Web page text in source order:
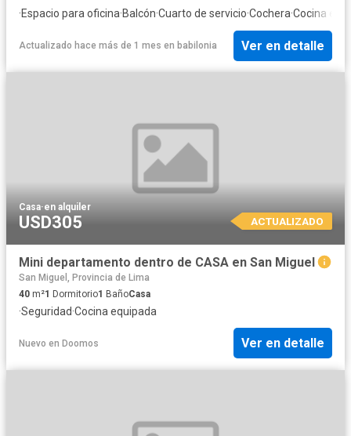
·Espacio para oficina·Balcón·Cuarto de servicio·Cochera·Cocina
Actualizado hace más de 1 mes en babilonia Ver en detalle
Casa·en alquiler
USD305 ACTUALIZADO
Mini departamento dentro de CASA en San Miguel
San Miguel, Provincia de Lima
40 m²1 Dormitorio1 BañoCasa
·Seguridad·Cocina equipada
Nuevo en Doomos Ver en detalle